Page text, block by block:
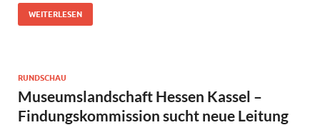
WEITERLESEN
RUNDSCHAU
Museumslandschaft Hessen Kassel –
Findungskommission sucht neue Leitung